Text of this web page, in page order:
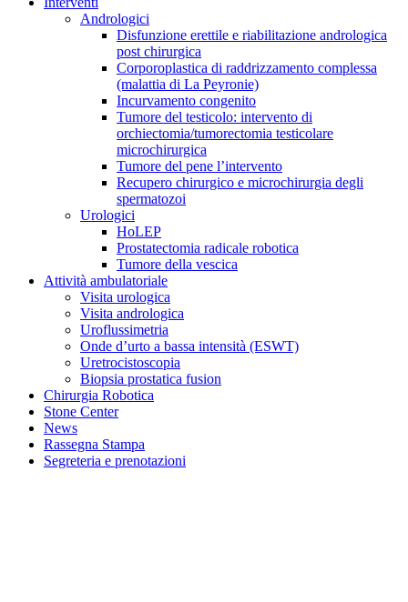
Andrologici
Disfunzione erettile e riabilitazione andrologica
post chirurgica
Corporoplastica di raddrizzamento complessa
(malattia di La Peyronie)
Incurvamento congenito
Tumore del testicolo: intervento di
orchiectomia/tumorectomia testicolare
microchirurgica
Tumore del pene l’intervento
Recupero chirurgico e microchirurgia degli
spermatozoi
Urologici
HoLEP
Prostatectomia radicale robotica
Tumore della vescica
Attività ambulatoriale
Visita urologica
Visita andrologica
Uroflussimetria
Onde d’urto a bassa intensità (ESWT)
Uretrocistoscopia
Biopsia prostatica fusion
Chirurgia Robotica
Stone Center
News
Rassegna Stampa
Segreteria e prenotazioni